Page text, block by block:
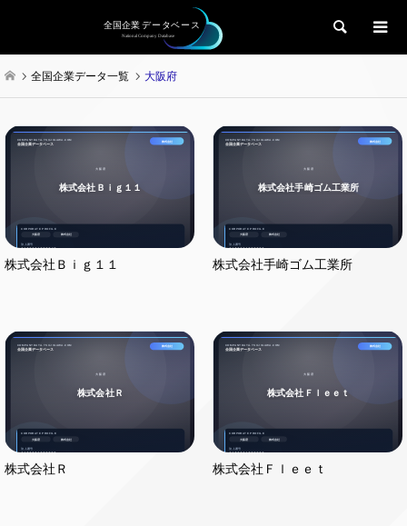
検索
全国企業データ一覧 大阪府
株式会社Ｂｉｇ１１ 株式会社手崎ゴム工業所
株式会社Ｒ 株式会社Ｆｌｅｅｔ